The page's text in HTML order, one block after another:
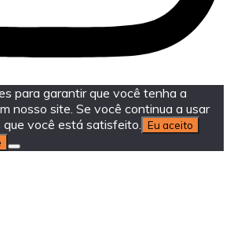
para garantir que você tenha a
nosso site. Se você continua a usar
você está satisfeito.
Eu aceito